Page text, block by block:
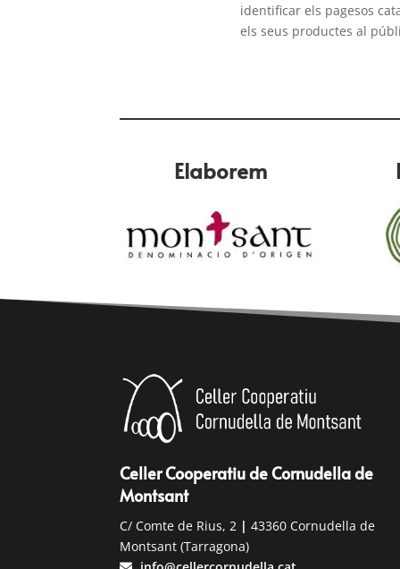
identificar els pagesos
els seus productes al
Elaborem
Celler Cooperatiu de Cornudella de
Montsant
C/ Comte de Rius, 2 | 43360 Cornudella de
Montsant (Tarragona)